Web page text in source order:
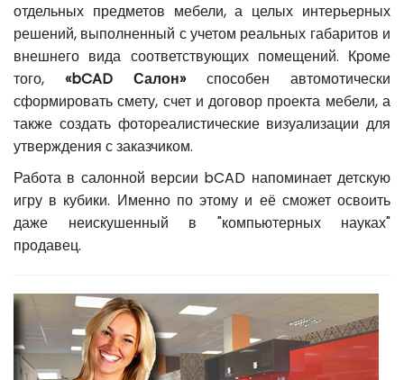
отдельных предметов мебели, а целых интерьерных
решений, выполненный с учетом реальных габаритов и
внешнего вида соответствующих помещений. Кроме
того, «bCAD Салон» способен автомотически
сформировать смету, счет и договор проекта мебели, а
также создать фотореалистические визуализации для
утверждения с заказчиком.
Работа в салонной версии bCAD напоминает детскую
игру в кубики. Именно по этому и её сможет освоить
даже неискушенный в "компьютерных науках"
продавец.